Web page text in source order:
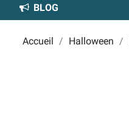
BLOG
Accueil Halloween